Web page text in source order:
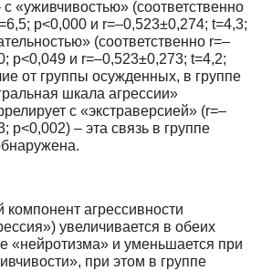
«уживчивостью» (соответственно
p<0,000 и r=–0,523±0,274; t=4,3;
(соответственно r=–
p<0,049 и r=–0,523±0,273; t=4,2;
от группы осужденных, в группе
шкала агрессии»
с «экстраверсией» (r=–
p<0,002) – эта связь в группе
компонент агрессивности
увеличивается в обеих
«нейротизма» и уменьшается при
при этом в группе